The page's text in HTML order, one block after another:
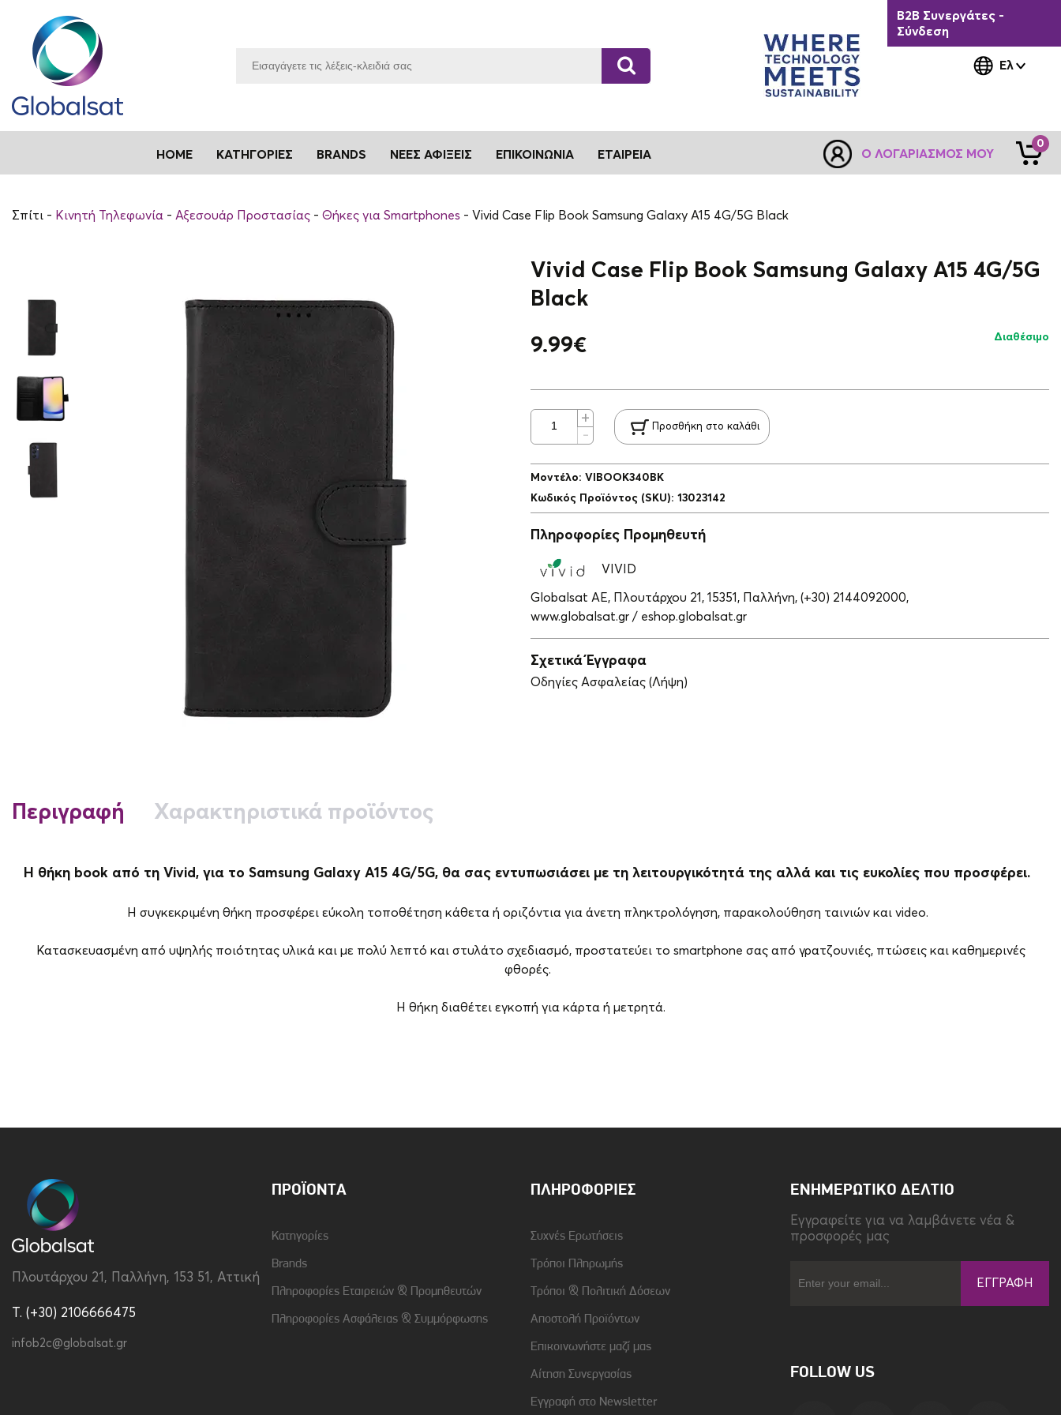
Ελ
B2B Συνεργάτες -
Σύνδεση
HOME ΚΑΤΗΓΟΡΊΕΣ BRANDS ΝΈΕΣ ΑΦΊΞΕΙΣ ΕΠΙΚΟΙΝΩΝΊΑ ΕΤΑΙΡΕΊΑ Ο ΛΟΓΑΡΙΑΣΜΌΣ ΜΟΥ
0
Σπίτι Κινητή Τηλεφωνία Αξεσουάρ Προστασίας Θήκες για Smartphones Vivid Case Flip Book Samsung Galaxy A15 4G/5G Black
Vivid Case Flip Book Samsung Galaxy A15 4G/5G
Black
9.99€ Διαθέσιμο
Προσθήκη στο καλάθι
Μοντέλο: VIBOOK340BK
Κωδικός Προϊόντος (SKU): 13023142
Πληροφορίες Προμηθευτή
VIVID
Globalsat ΑΕ, Πλουτάρχου 21, 15351, Παλλήνη, (+30) 2144092000,
www.globalsat.gr / eshop.globalsat.gr
Σχετικά Έγγραφα
Οδηγίες Ασφαλείας (Λήψη)
Περιγραφή Χαρακτηριστικά προϊόντος
Η θήκη book από τη Vivid, για το Samsung Galaxy A15 4G/5G, θα σας εντυπωσιάσει με τη λειτουργικότητά της αλλά και τις ευκολίες που προσφέρει.
Η συγκεκριμένη θήκη προσφέρει εύκολη τοποθέτηση κάθετα ή οριζόντια για άνετη πληκτρολόγηση, παρακολούθηση ταινιών και video.
Κατασκευασμένη από υψηλής ποιότητας υλικά και με πολύ λεπτό και στυλάτο σχεδιασμό, προστατεύει το smartphone σας από γρατζουνιές, πτώσεις και καθημερινές
φθορές.
Η θήκη διαθέτει εγκοπή για κάρτα ή μετρητά.
Πλουτάρχου 21, Παλλήνη, 153 51, Αττική
T. (+30) 2106666475
infob2c@globalsat.gr
ΠΡΟΪΌΝΤΑ
Κατηγορίες
Brands
Πληροφορίες Εταιρειών & Προμηθευτών
Πληροφορίες Ασφάλειας & Συμμόρφωσης
ΠΛΗΡΟΦΟΡΊΕΣ
Συχνές Ερωτήσεις
Τρόποι Πληρωμής
Τρόποι & Πολιτική Δόσεων
Αποστολή Προϊόντων
Επικοινωνήστε μαζί μας
Αίτηση Συνεργασίας
Εγγραφή στο Newsletter
ΕΝΗΜΕΡΩΤΙΚΌ ΔΕΛΤΊΟ
Eγγραφείτε για να λαμβάνετε νέα &
προσφορές μας
ΕΓΓΡΑΦΉ
FOLLOW US